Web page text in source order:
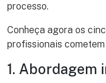
processo.
Conheça agora os
profissionais
1. Abordagem